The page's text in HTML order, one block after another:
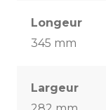
Longeur
345 mm
Largeur